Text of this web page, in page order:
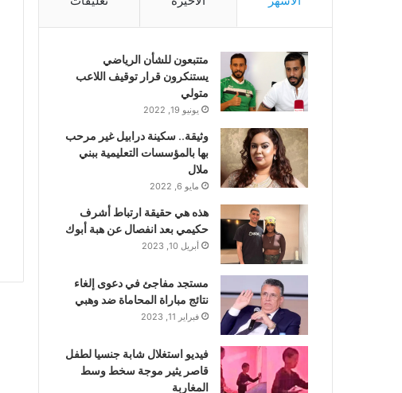
متتبعون للشأن الرياضي
يستنكرون قرار توقيف اللاعب
متولي
يونيو 19, 2022
وثيقة.. سكينة درابيل غير مرحب
بها بالمؤسسات التعليمية ببني
ملال
مايو 6, 2022
هذه هي حقيقة ارتباط أشرف
حكيمي بعد انفصال عن هبة أبوك
أبريل 10, 2023
مستجد مفاجئ في دعوى إلغاء
نتائج مباراة المحاماة ضد وهبي
فبراير 11, 2023
فيديو استغلال شابة جنسيا لطفل
قاصر يثير موجة سخط وسط
المغاربة